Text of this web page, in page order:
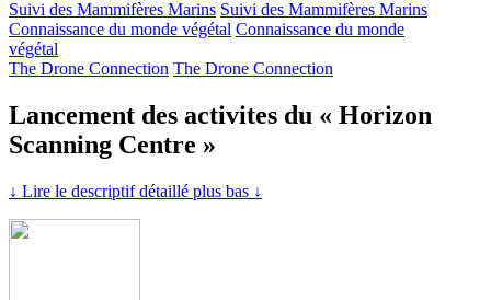
Suivi des Mammifères Marins Suivi des Mammifères Marins
Connaissance du monde végétal Connaissance du monde
végétal
The Drone Connection The Drone Connection
Lancement des activites du « Horizon
Scanning Centre »
↓ Lire le descriptif détaillé plus bas ↓